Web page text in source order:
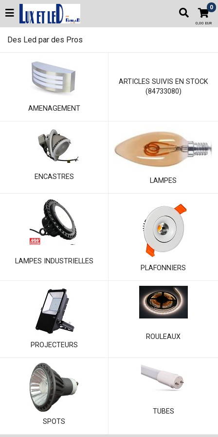
0
0,00 EUR
Des Led par des Pros
AMENAGEMENT
ARTICLES SUIVIS EN STOCK
(84733080)
ENCASTRES LAMPES
LAMPES INDUSTRIELLES
PLAFONNIERS
PROJECTEURS
ROULEAUX
SPOTS
TUBES